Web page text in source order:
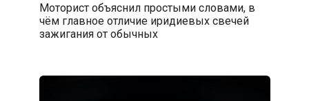
Моторист объяснил простыми словами, в
чём главное отличие иридиевых свечей
зажигания от обычных